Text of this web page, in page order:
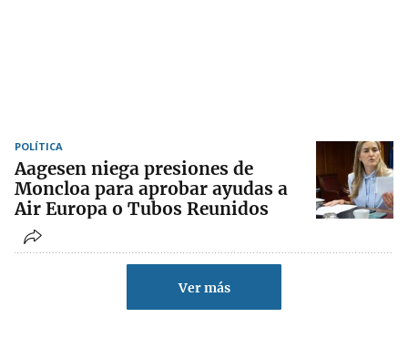
POLÍTICA
Aagesen niega presiones de
Moncloa para aprobar ayudas a
Air Europa o Tubos Reunidos
Ver más